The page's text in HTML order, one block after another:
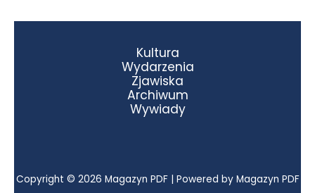
Kultura
Wydarzenia
Zjawiska
Archiwum
Wywiady
Copyright © 2026 Magazyn PDF | Powered by Magazyn PDF